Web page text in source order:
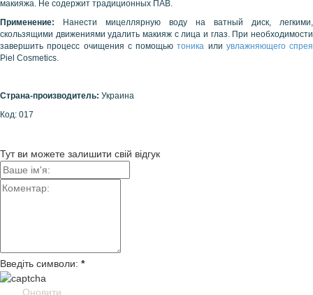
макияжа. Не содержит традиционных ПАВ.
Применение:
Нанести мицеллярную воду на ватный диск, легкими,
скользящими движениями удалить макияж с лица и глаз. При необходимости
завершить процесс очищения с помощьютоника или увлажняющего спрея
Piel Cosmetics.
Страна-производитель: Украина
Код: 017
Тут ви можете залишити свій відгук
Введіть символи: *
Оновити